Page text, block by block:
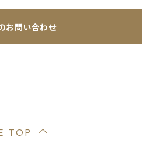
お問い合わせ
TOP